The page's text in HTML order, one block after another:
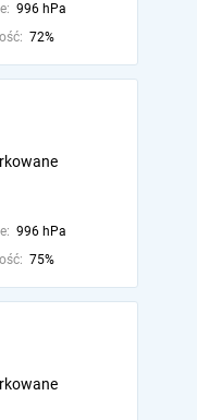
996 hPa
72%
996 hPa
75%